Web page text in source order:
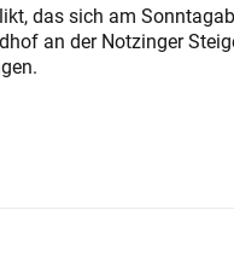
das sich am
an der Notzinger